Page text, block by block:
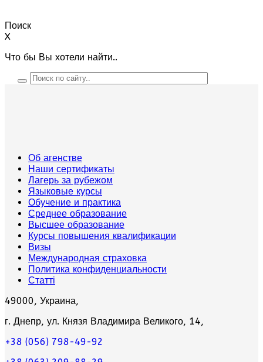
Поиск
X
Что бы Вы хотели найти..
Об агенстве
Наши сертификаты
Лагерь за рубежом
Языковые курсы
Обучение и практика
Среднее образование
Высшее образование
Курсы повышения квалификации
Визы
Международная страховка
Политика конфиденциальности
Статті
49000, Украина,
г. Днепр, ул. Князя Владимира Великого, 14,
+38 (056) 798-49-92